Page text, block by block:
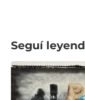
Seguí